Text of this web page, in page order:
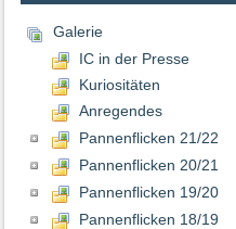
Galerie
IC in der Presse
Kuriositäten
Anregendes
Pannenflicken 21/22
Pannenflicken 20/21
Pannenflicken 19/20
Pannenflicken 18/19